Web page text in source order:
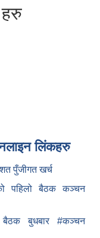
हरु
लिंकहरु
पुँजीगत खर्च
पहिलो बैठक कञ्चन
बैठक बुधबार #कञ्चन